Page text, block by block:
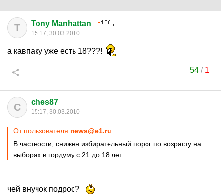
T Tony Manhattan
15:17, 30.03.2010
а кавпаку уже есть 18???!
54 / 1
C ches87
15:17, 30.03.2010
От пользователя news@e1.ru
В частности, снижен избирательный порог по возрасту на
выборах в гордуму с 21 до 18 лет
чей внучок подрос?